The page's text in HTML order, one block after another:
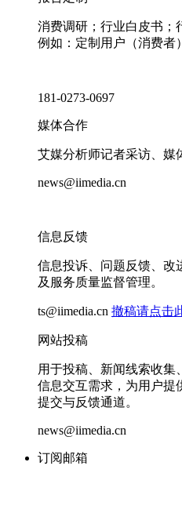
消费调研；行业白皮书；
例如：定制用户（消费者
181-0273-0697
媒体合作
艾媒分析师记者采访、媒
news@iimedia.cn
信息反馈
信息投诉、问题反馈、改
及服务质量监督管理。
ts@iimedia.cn 撤稿请点击
网站投稿
用于投稿、新闻线索收集
信息交互需求，为用户提
提交与反馈通道。
news@iimedia.cn
订阅邮箱